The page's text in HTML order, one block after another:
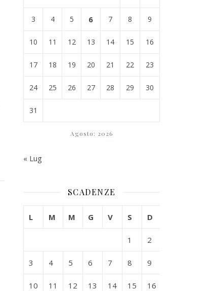
Agosto: 2026
3 4 5 6 7 8 9
10 11 12 13 14 15 16
17 18 19 20 21 22 23
24 25 26 27 28 29 30
31
« Lug
SCADENZE
L M M G V S D
1 2
3 4 5 6 7 8 9
10 11 12 13 14 15 16